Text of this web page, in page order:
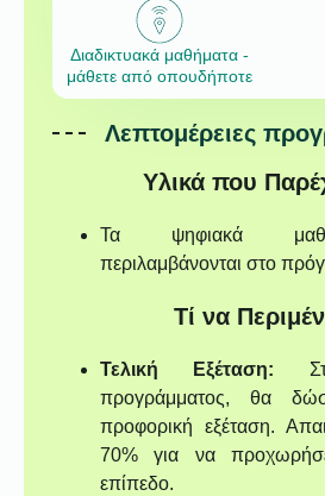
Διαδικτυακά μαθήματα -
μάθετε από οπουδήποτε
Λεπτομέρειες
Υλικά που
Τα ψηφιακά
περιλαμβάνονται στο
Τί να
Τελική Εξέταση:
προγράμματος, θα
προφορική εξέταση.
70% για να
επίπεδο.